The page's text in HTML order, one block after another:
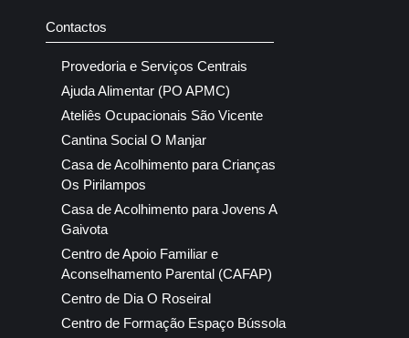
Contactos
Provedoria e Serviços Centrais
Ajuda Alimentar (PO APMC)
Ateliês Ocupacionais São Vicente
Cantina Social O Manjar
Casa de Acolhimento para Crianças
Os Pirilampos
Casa de Acolhimento para Jovens A
Gaivota
Centro de Apoio Familiar e
Aconselhamento Parental (CAFAP)
Centro de Dia O Roseiral
Centro de Formação Espaço Bússola